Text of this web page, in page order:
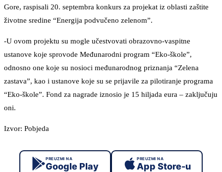
Gore, raspisali 20. septembra konkurs za projekat iz oblasti zaštite
životne sredine “Energija podvučeno zelenom”.
-U ovom projektu su mogle učestvovati obrazovno-vaspitne
ustanove koje sprovode Međunarodni program “Eko-škole”,
odnosno one koje su nosioci međunarodnog priznanja “Zelena
zastava”, kao i ustanove koje su se prijavile za pilotiranje programa
“Eko-škole”. Fond za nagrade iznosio je 15 hiljada eura – zaključuju
oni.
Izvor: Pobjeda
PREUZMI NA
Google Play
PREUZMI NA
App Store-u